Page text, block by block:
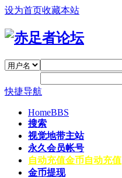
设为首页收藏本站
快捷导航
HomeBBS
搜索
视觉地带主站
永久会员帐号
自动充值金币自动充值
金币提现